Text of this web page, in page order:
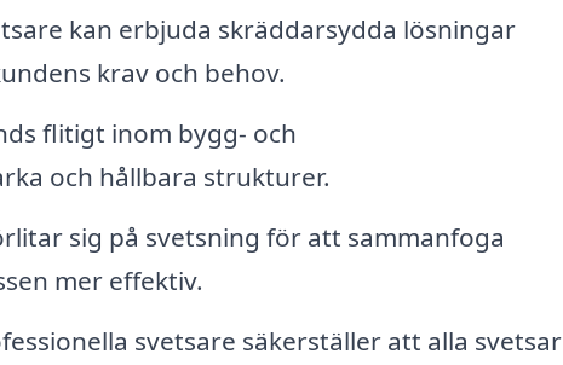
kan erbjuda skräddarsydda lösningar
krav och behov.
flitigt inom bygg- och
och hållbara strukturer.
sig på svetsning för att sammanfoga
mer effektiv.
svetsare säkerställer att alla svetsar